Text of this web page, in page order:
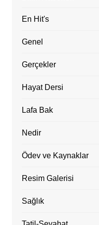
En Hit's
Genel
Gerçekler
Hayat Dersi
Lafa Bak
Nedir
Ödev ve Kaynaklar
Resim Galerisi
Sağlık